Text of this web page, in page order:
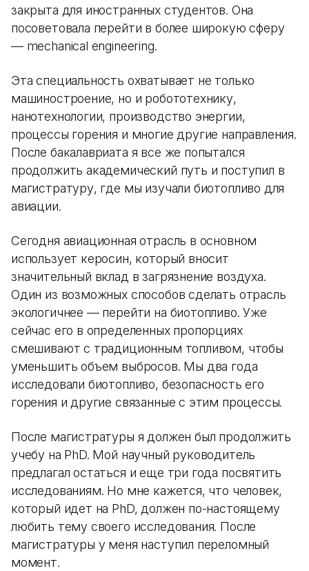
закрыта для иностранных студентов. Она
посоветовала перейти в более широкую сферу
— mechanical engineering.
Эта специальность охватывает не только
машиностроение, но и робототехнику,
нанотехнологии, производство энергии,
процессы горения и многие другие направления.
После бакалавриата я все же попытался
продолжить академический путь и поступил в
магистратуру, где мы изучали биотопливо для
авиации.
Сегодня авиационная отрасль в основном
использует керосин, который вносит
значительный вклад в загрязнение воздуха.
Один из возможных способов сделать отрасль
экологичнее — перейти на биотопливо. Уже
сейчас его в определенных пропорциях
смешивают с традиционным топливом, чтобы
уменьшить объем выбросов. Мы два года
исследовали биотопливо, безопасность его
горения и другие связанные с этим процессы.
После магистратуры я должен был продолжить
учебу на PhD. Мой научный руководитель
предлагал остаться и еще три года посвятить
исследованиям. Но мне кажется, что человек,
который идет на PhD, должен по-настоящему
любить тему своего исследования. После
магистратуры у меня наступил переломный
момент.